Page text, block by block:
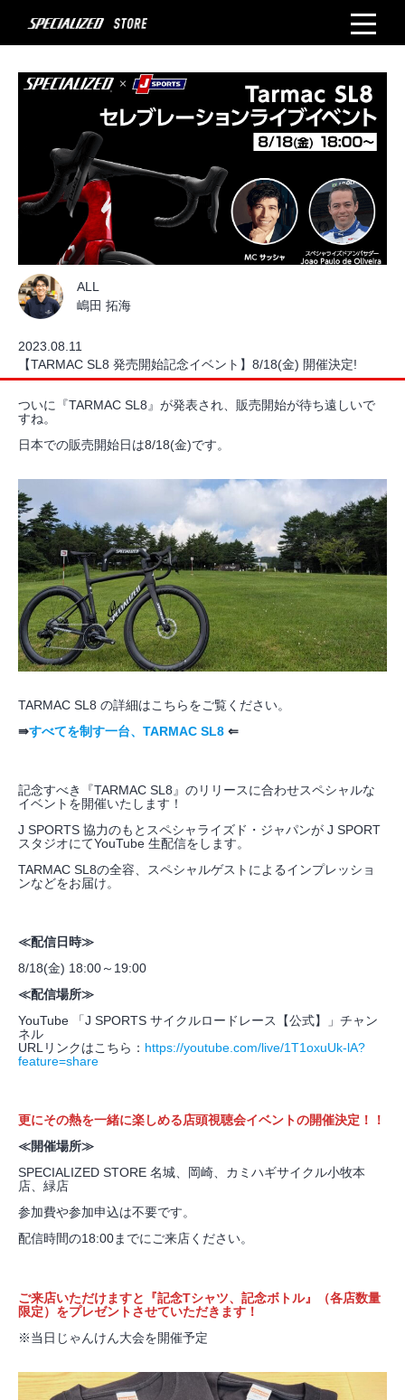
ALL
嶋田 拓海
2023.08.11
【TARMAC SL8 発売開始記念イベント】8/18(金) 開催決定!
ついに『TARMAC SL8』が発表され、販売開始が待ち遠しいで
すね。
日本での販売開始日は8/18(金)です。
TARMAC SL8 の詳細はこちらをご覧ください。
⇛すべてを制す一台、TARMAC SL8 ⇐
記念すべき『TARMAC SL8』のリリースに合わせスペシャルな
イベントを開催いたします！
J SPORTS 協力のもとスペシャライズド・ジャパンが J SPORT
スタジオにてYouTube 生配信をします。
TARMAC SL8の全容、スペシャルゲストによるインプレッショ
ンなどをお届け。
≪配信日時≫
8/18(金) 18:00～19:00
≪配信場所≫
YouTube 「J SPORTS サイクルロードレース【公式】」チャン
ネル
URLリンクはこちら： https://youtube.com/live/1T1oxuUk-lA?
feature=share
更にその熱を一緒に楽しめる店頭視聴会イベントの開催決定！！
≪開催場所≫
SPECIALIZED STORE 名城、岡崎、カミハギサイクル小牧本
店、緑店
参加費や参加申込は不要です。
配信時間の18:00までにご来店ください。
ご来店いただけますと『記念Tシャツ、記念ボトル』（各店数量
限定）をプレゼントさせていただきます！
※当日じゃんけん大会を開催予定